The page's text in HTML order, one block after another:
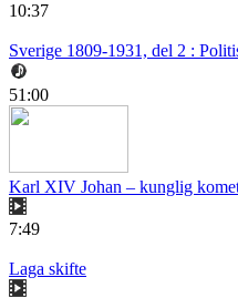
10:37
Sverige 1809-1931, del 2 :
51:00
Karl XIV Johan – kunglig
7:49
Laga skifte